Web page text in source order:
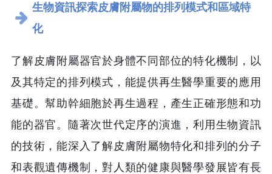
生物資訊探索皮膚附屬物的排列模式和區域特
化
了解皮膚附屬器官於身體不同部位的特化機制，以
及其特定的排列模式，能提供再生醫學重要的應用
基礎。幫助幹細胞於再生過程，產生正確形態和功
能的器官。隨著次世代定序的演進，利用生物資訊
的技術，能深入了解皮膚附屬物特化和排列的分子
和表觀遺傳機制，對人類的健康與醫學發展皆有長